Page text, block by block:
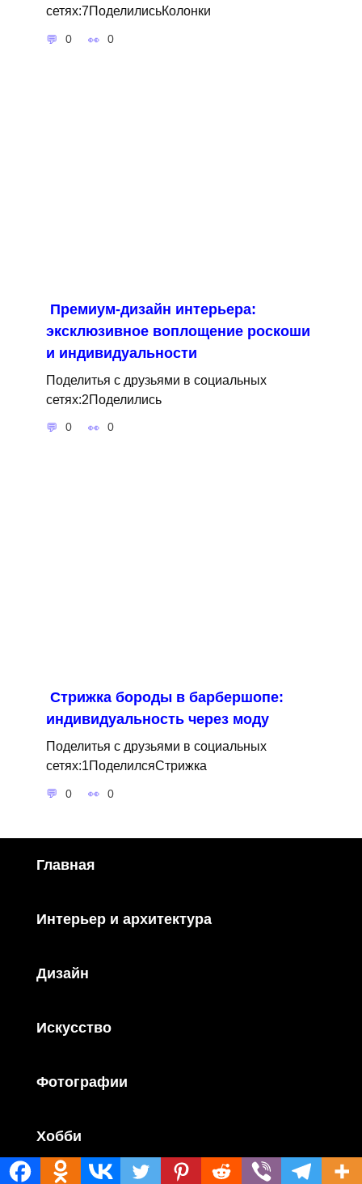
сетях:7ПоделилисьКолонки
0 0
Премиум-дизайн интерьера:
эксклюзивное воплощение роскоши
и индивидуальности
Поделитья с друзьями в социальных
сетях:2Поделились
0 0
Стрижка бороды в барбершопе:
индивидуальность через моду
Поделитья с друзьями в социальных
сетях:1ПоделилсяСтрижка
0 0
Главная
Интерьер и архитектура
Дизайн
Искусство
Фотографии
Хобби